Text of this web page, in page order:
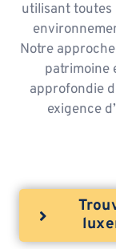
utilisant toutes
Notre
patrimoine
approfondie
exigence